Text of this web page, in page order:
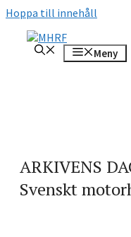
Hoppa till innehåll
Meny
ARKIVENS
Svenskt